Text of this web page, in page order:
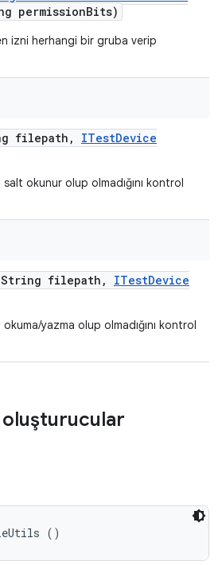
permissionBits)
izni herhangi bir gruba verip
filepath , ITestDevice
okunur olup olmadığını kontrol
filepath , ITestDevice
yazma olup olmadığını kontrol
oluşturucular
()